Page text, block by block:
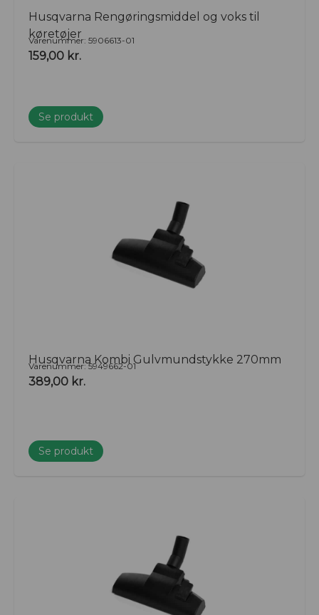
Husqvarna Rengøringsmiddel og voks til
køretøjer
Varenummer: 5906613-01
159,00 kr.
Se produkt
Husqvarna Kombi Gulvmundstykke 270mm
Varenummer: 5949662-01
389,00 kr.
Se produkt